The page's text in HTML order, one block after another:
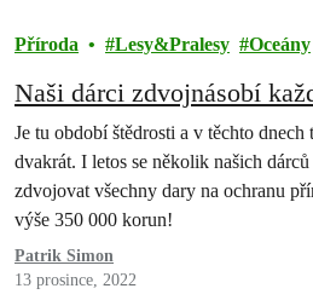
Příroda Lesy&Pralesy Oceány
Naši dárci zdvojnásobí
Je tu období štědrosti a v těchto dnech
dvakrát. I letos se několik našich
zdvojovat všechny dary na ochranu
výše 350 000 korun!
Patrik Simon
13 prosince, 2022